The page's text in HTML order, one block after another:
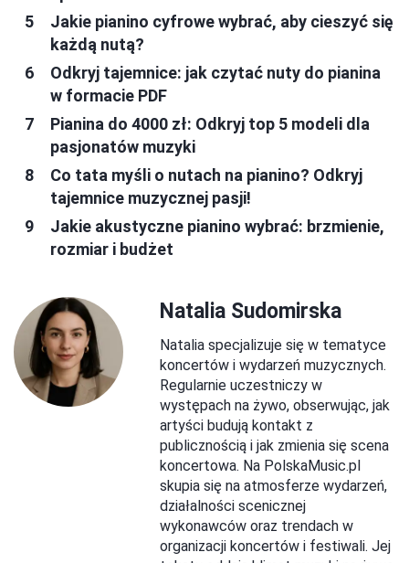
Jakie pianino cyfrowe wybrać, aby cieszyć się
każdą nutą?
Odkryj tajemnice: jak czytać nuty do pianina
w formacie PDF
Pianina do 4000 zł: Odkryj top 5 modeli dla
pasjonatów muzyki
Co tata myśli o nutach na pianino? Odkryj
tajemnice muzycznej pasji!
Jakie akustyczne pianino wybrać: brzmienie,
rozmiar i budżet
Natalia Sudomirska
Natalia specjalizuje się w tematyce
koncertów i wydarzeń muzycznych.
Regularnie uczestniczy w
występach na żywo, obserwując, jak
artyści budują kontakt z
publicznością i jak zmienia się scena
koncertowa. Na PolskaMusic.pl
skupia się na atmosferze wydarzeń,
działalności scenicznej
wykonawców oraz trendach w
organizacji koncertów i festiwali. Jej